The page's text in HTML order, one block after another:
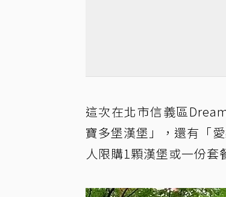
這次在北市信義區
寶多堡漢堡」，還有「
人限購1顆漢堡或一份套